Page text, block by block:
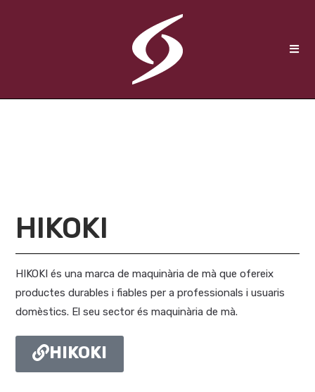
HIKOKI
HIKOKI és una marca de maquinària de mà que ofereix
productes durables i fiables per a professionals i usuaris
domèstics. El seu sector és maquinària de mà.
HIKOKI